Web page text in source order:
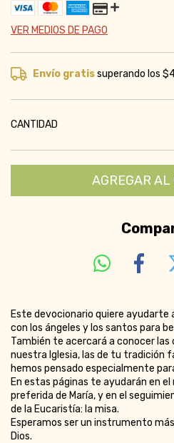
VER MEDIOS DE PAGO
Envío gratissuperando los
CANTIDAD
Este devocionario quiere ayudarte
con los ángeles y los santos para
También te acercará a conocer
nuestra Iglesia, las de tu tradición
hemos pensado especialmente
En estas páginas te ayudarán en
preferida de María, y en el
de la Eucaristía: la misa.
Esperamos ser un instrumento
Dios.